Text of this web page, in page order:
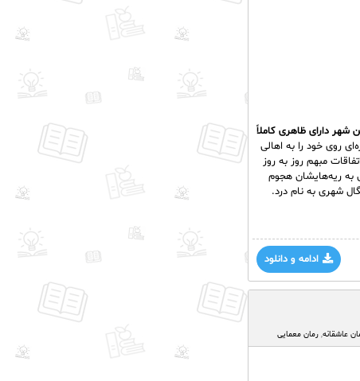
شهر دارای ظاهری کاملاً
روی خود را به اهالی
مبهم روز به روز
به ریه‌هایشان هجوم
شهری به نام درد.
ادامه و دانلود
عاشقانه, رمان معمایی